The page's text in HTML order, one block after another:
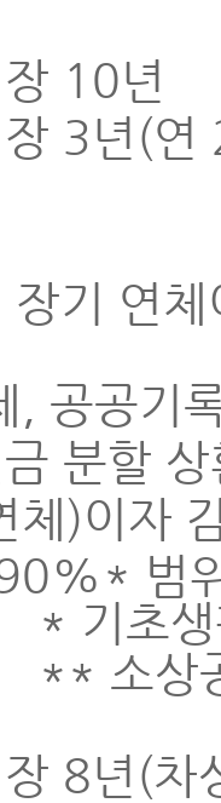
10년
3년(
기 연체
, 공공
분할 상
체)이자
수급
,자
8년(차